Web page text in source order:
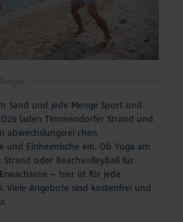
Sand und jede Menge Sport und
laden Timmendorfer Strand und
abwechslungsrei chen
und Einheimische ein. Ob Yoga am
Strand oder Beachvolleyball für
– hier ist für jede
Viele Angebote sind kostenfrei und